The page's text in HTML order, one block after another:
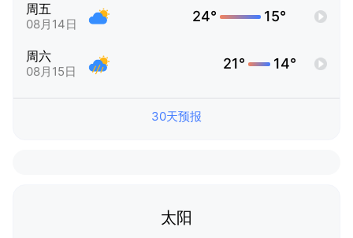
周五
08月14日 24° 15°
周六
08月15日 21° 14°
30天预报
太阳